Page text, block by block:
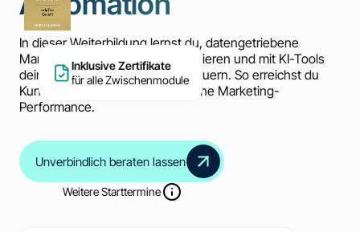
Inklusive Zertifikate
für alle Zwischenmodule
In dieser Weiterbildung lernst du, datengetriebene
Marketingprozesse zu automatisieren und mit KI-Tools
deine Kampagnen präzise zu steuern. So erreichst du
Kunden gezielt und steigerst deine Marketing-
Performance.
Unverbindlich beraten lassen
Weitere Starttermine